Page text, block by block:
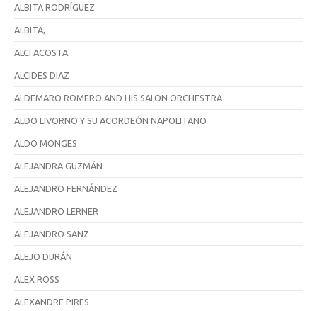
ALBITA RODRÍGUEZ
ALBITA,
ALCI ACOSTA
ALCIDES DIAZ
ALDEMARO ROMERO AND HIS SALON ORCHESTRA
ALDO LIVORNO Y SU ACORDEÓN NAPOLITANO
ALDO MONGES
ALEJANDRA GUZMÁN
ALEJANDRO FERNÁNDEZ
ALEJANDRO LERNER
ALEJANDRO SANZ
ALEJO DURÁN
ALEX ROSS
ALEXANDRE PIRES